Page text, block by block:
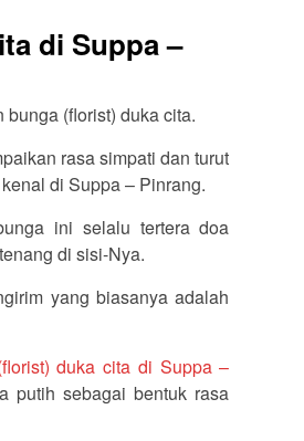
di Suppa –
(florist) duka cita.
rasa simpati dan turut
di Suppa – Pinrang.
ini selalu tertera doa
di sisi-Nya.
yang biasanya adalah
duka cita di Suppa –
putih sebagai bentuk rasa